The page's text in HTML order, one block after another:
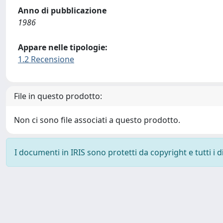
Anno di pubblicazione
1986
Appare nelle tipologie:
1.2 Recensione
File in questo prodotto:
Non ci sono file associati a questo prodotto.
I documenti in IRIS sono protetti da copyright e tutti i